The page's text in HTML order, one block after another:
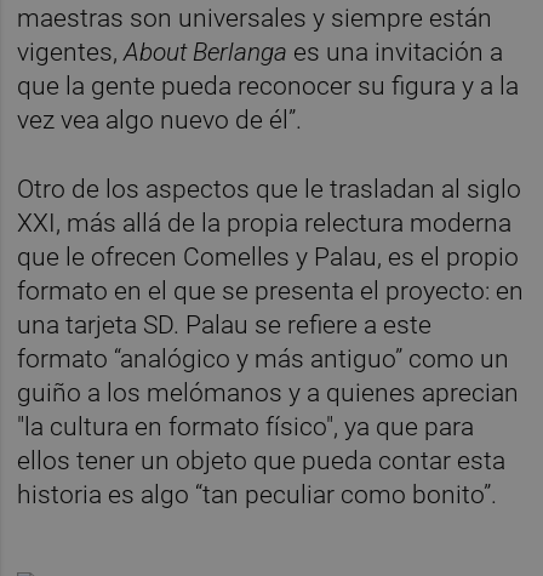
maestras son universales y siempre están
vigentes,About Berlanga es una invitación a
que la gente pueda reconocer su figura y a la
vez vea algo nuevo de él”.
Otro de los aspectos que le trasladan al siglo
XXI, más allá de la propia relectura moderna
que le ofrecen Comelles y Palau, es el propio
formato en el que se presenta el proyecto: en
una tarjeta SD. Palau se refiere a este
formato “analógico y más antiguo” como un
guiño a los melómanos y a quienes aprecian
"la cultura en formato físico", ya que para
ellos tener un objeto que pueda contar esta
historia es algo “tan peculiar como bonito”.